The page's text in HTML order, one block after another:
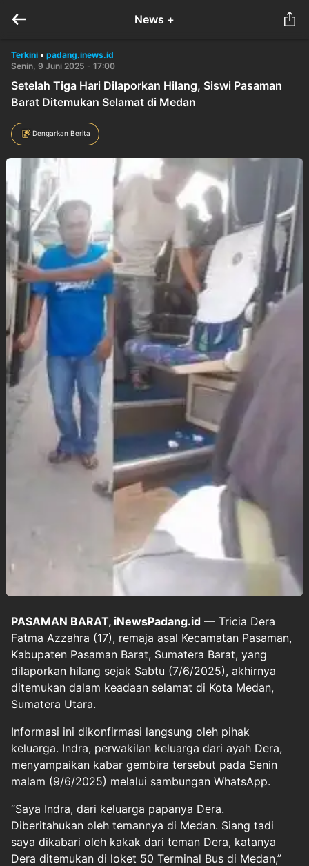
News +
Terkini • padang.inews.id
Senin, 9 Juni 2025 - 17:00
Setelah Tiga Hari Dilaporkan Hilang, Siswi Pasaman
Barat Ditemukan Selamat di Medan
Dengarkan Berita
PASAMAN BARAT, iNewsPadang.id — Tricia Dera
Fatma Azzahra (17), remaja asal Kecamatan Pasaman,
Kabupaten Pasaman Barat, Sumatera Barat, yang
dilaporkan hilang sejak Sabtu (7/6/2025), akhirnya
ditemukan dalam keadaan selamat di Kota Medan,
Sumatera Utara.
Informasi ini dikonfirmasi langsung oleh pihak
keluarga. Indra, perwakilan keluarga dari ayah Dera,
menyampaikan kabar gembira tersebut pada Senin
malam (9/6/2025) melalui sambungan WhatsApp.
“Saya Indra, dari keluarga papanya Dera.
Diberitahukan oleh temannya di Medan. Siang tadi
saya dikabari oleh kakak dari teman Dera, katanya
Dera ditemukan di loket 50 Terminal Bus di Medan,”